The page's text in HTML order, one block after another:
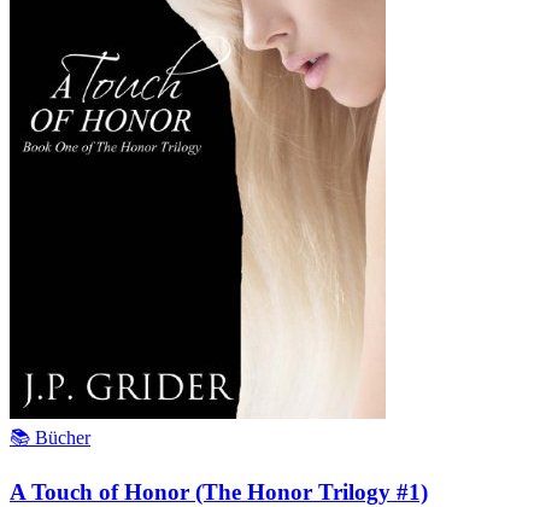
📚 Bücher
A Touch of Honor (The Honor Trilogy #1)